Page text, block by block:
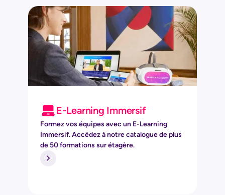
E-Learning Immersif
Formez vos équipes avec un E-Learning
Immersif. Accédez à notre catalogue de plus
de 50 formations sur étagère.